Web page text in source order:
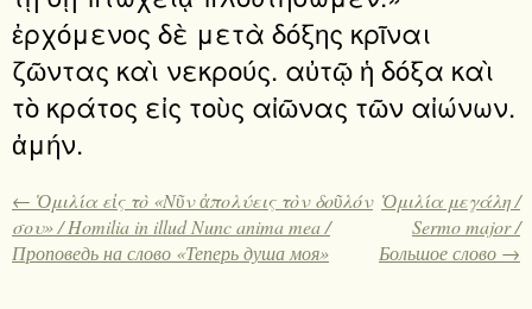
ἐρχόμενος δὲ μετὰ δόξης κρῖναι
ζῶντας καὶ νεκρούς. αὐτῷ ἡ δόξα καὶ
τὸ κράτος εἰς τοὺς αἰῶνας τῶν αἰώνων.
ἀμήν.
← Ὁμιλία εἰς τὸ «Νῦν ἀπολύεις τὸν δοῦλόν
σου» / Homilia in illud Nunc anima mea /
Проповедь на слово «Теперь душа моя»
Ὁμιλία μεγάλη /
Sermo major /
Большое слово →